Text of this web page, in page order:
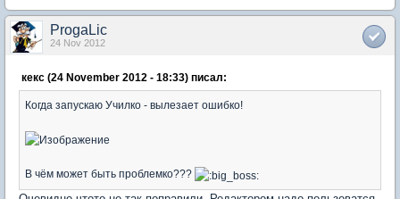
ProgaLic
24 Nov 2012
кекс (24 November 2012 - 18:33) писал:
Когда запускаю Училко - вылезает ошибко!
В чём может быть проблемко???